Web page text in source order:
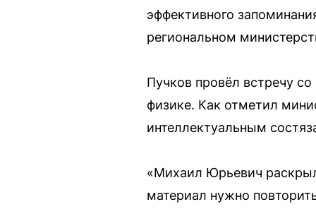
эффективного
региональном
Пучков провёл встречу
физике. Как отметил
интеллектуальным
«Михаил Юрьевич
материал нужно